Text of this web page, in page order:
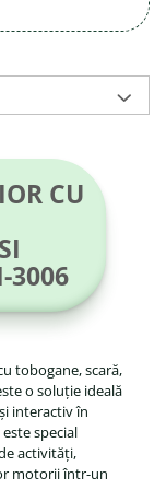
CU
3006
tobogane, scară,
o soluție ideală
interactiv în
special
activități,
motorii într-un